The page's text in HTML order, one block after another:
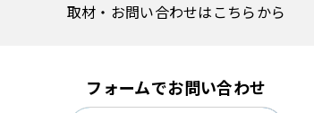
取材・お問い合わせはこちらから
フォームでお問い合わせ